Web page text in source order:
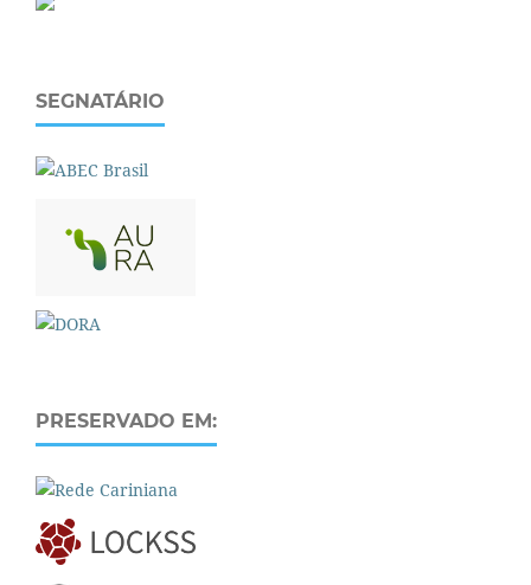
SEGNATÁRIO
PRESERVADO EM: